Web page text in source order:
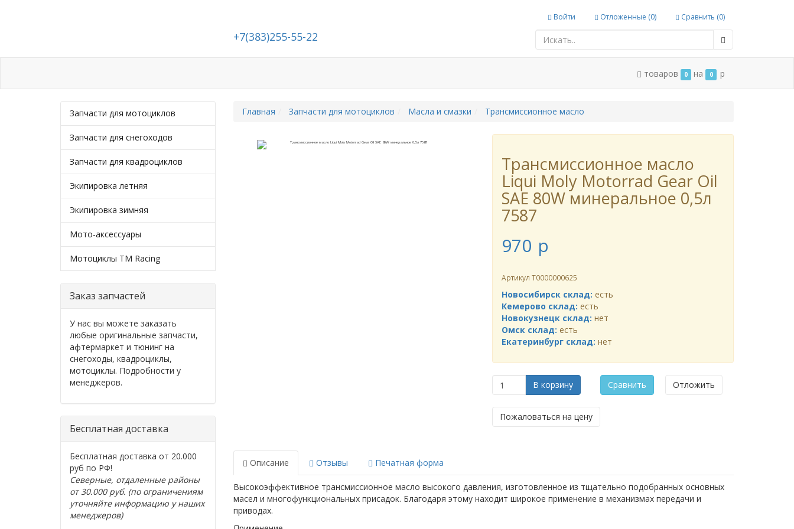
Войти Отложенные (0) Сравнить (0)
+7(383)255-55-22
товаров 0 на 0 p
Запчасти для мотоциклов
Запчасти для снегоходов
Запчасти для квадроциклов
Экипировка летняя
Экипировка зимняя
Мото-аксессуары
Мотоциклы TM Racing
Заказ запчастей
У нас вы можете заказать
любые оригинальные запчасти,
афтермаркет и тюнинг на
снегоходы, квадроциклы,
мотоциклы. Подробности у
менеджеров.
Бесплатная доставка
Бесплатная доставка от 20.000
руб по РФ!
Северные, отдаленные районы
от 30.000 руб. (по ограничениям
уточняйте информацию у наших
менеджеров)
Главная Запчасти для мотоциклов Масла и смазки Трансмиссионное масло
Трансмиссионное масло
Liqui Moly Motorrad Gear Oil
SAE 80W минеральное 0,5л
7587
970 p
Артикул Т0000000625
Новосибирск склад: есть
Кемерово склад: есть
Новокузнецк склад: нет
Омск склад: есть
Екатеринбург склад: нет
В корзину Сравнить Отложить
Пожаловаться на цену
Описание Отзывы Печатная форма
Высокоэффективное трансмиссионное масло высокого давления, изготовленное из тщательно подобранных основных
масел и многофункциональных присадок. Благодаря этому находит широкое применение в механизмах передачи и
приводах.